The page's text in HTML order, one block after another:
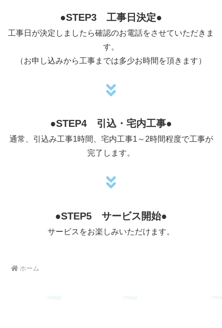
●STEP3 工事日決定●
工事日が決定しましたら確認のお電話をさせていただきま
す。
（お申し込みから工事までは多少お時間を頂きます）
●STEP4 引込・宅内工事●
通常、引込み工事1時間、宅内工事1～2時間程度で工事が
完了します。
●STEP5 サービス開始●
サービスをお楽しみいただけます。
ホーム